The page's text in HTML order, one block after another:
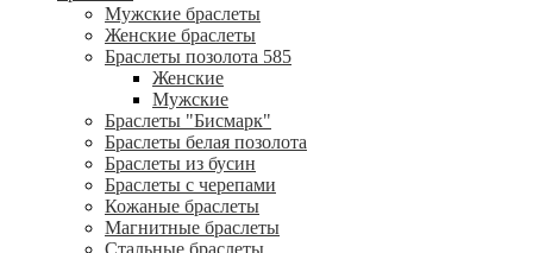
Мужские браслеты
Женские браслеты
Браслеты позолота 585
Женские
Мужские
Браслеты "Бисмарк"
Браслеты белая позолота
Браслеты из бусин
Браслеты с черепами
Кожаные браслеты
Магнитные браслеты
Стальные браслеты